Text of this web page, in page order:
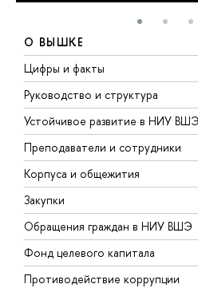
О ВЫШКЕ
Цифры и факты
Руководство и структура
Устойчивое развитие в НИУ ВШЭ
Преподаватели и сотрудники
Корпуса и общежития
Закупки
Обращения граждан в НИУ ВШЭ
Фонд целевого капитала
Противодействие коррупции